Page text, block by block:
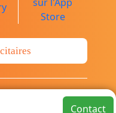
Contact
Limited Tous